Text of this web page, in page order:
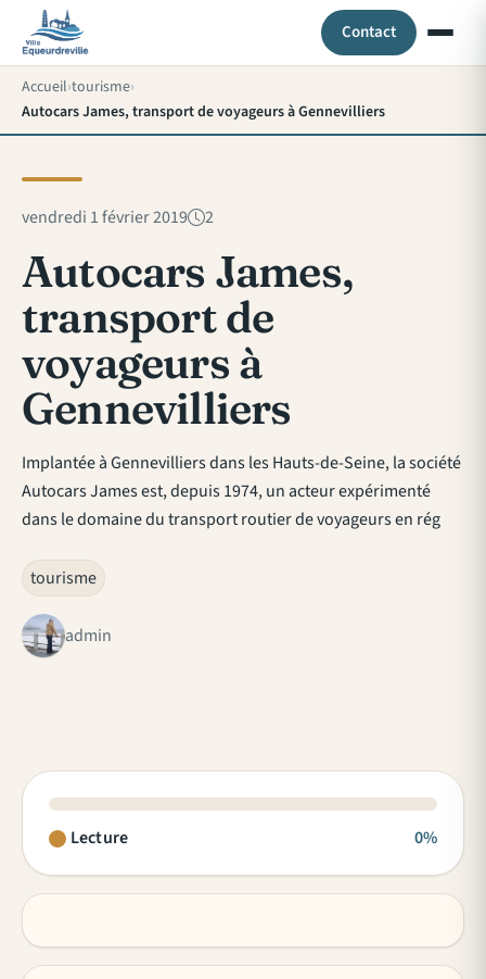
Contact
Accueil tourisme
Autocars James, transport de voyageurs à Gennevilliers
vendredi 1 février 2019 2
Autocars James,
transport de
voyageurs à
Gennevilliers
Implantée à Gennevilliers dans les Hauts-de-Seine, la société
Autocars James est, depuis 1974, un acteur expérimenté
dans le domaine du transport routier de voyageurs en rég
tourisme
admin
Lecture 0%